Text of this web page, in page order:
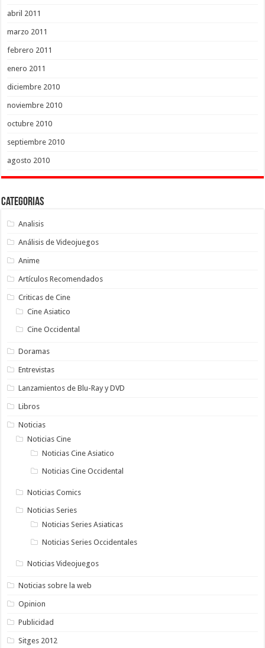
abril 2011
marzo 2011
febrero 2011
enero 2011
diciembre 2010
noviembre 2010
octubre 2010
septiembre 2010
agosto 2010
Categorias
Analisis
Análisis de Videojuegos
Anime
Artículos Recomendados
Criticas de Cine
Cine Asiatico
Cine Occidental
Doramas
Entrevistas
Lanzamientos de Blu-Ray y DVD
Libros
Noticias
Noticias Cine
Noticias Cine Asiatico
Noticias Cine Occidental
Noticias Comics
Noticias Series
Noticias Series Asiaticas
Noticias Series Occidentales
Noticias Videojuegos
Noticias sobre la web
Opinion
Publicidad
Sitges 2012